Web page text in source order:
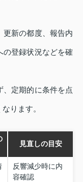
更新の都度、報告内
の登録状況などを確
、定期的に条件を点
ります。
見直しの目安
反響減少時に内
容確認